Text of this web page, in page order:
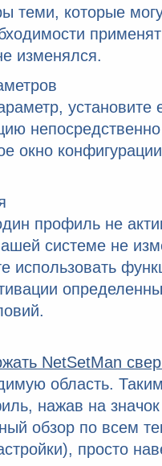
теми, которые
изменялся.
окно
профиль не
системе не
использовать
NetSetMan
область.
нажав на
обзор по всем
просто